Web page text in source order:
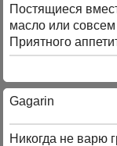
Постящиеся
масло или совсем
Приятного
Gagarin
Никогда не варю